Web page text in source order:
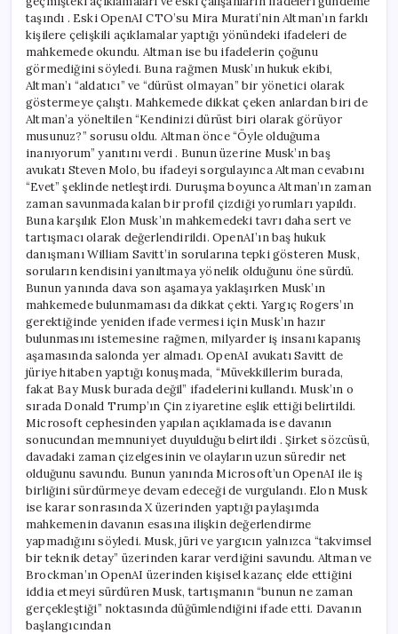
taşındı . Eski OpenAI CTO’su Mira Murati’nin Altman’ın farklı
kişilere çelişkili açıklamalar yaptığı yönündeki ifadeleri de
mahkemede okundu. Altman ise bu ifadelerin çoğunu
görmediğini söyledi. Buna rağmen Musk’ın hukuk ekibi,
Altman’ı “aldatıcı” ve “dürüst olmayan” bir yönetici olarak
göstermeye çalıştı. Mahkemede dikkat çeken anlardan biri de
Altman’a yöneltilen “Kendinizi dürüst biri olarak görüyor
musunuz?” sorusu oldu. Altman önce “Öyle olduğuma
inanıyorum” yanıtını verdi . Bunun üzerine Musk’ın baş
avukatı Steven Molo, bu ifadeyi sorgulayınca Altman cevabını
“Evet” şeklinde netleştirdi. Duruşma boyunca Altman’ın zaman
zaman savunmada kalan bir profil çizdiği yorumları yapıldı.
Buna karşılık Elon Musk’ın mahkemedeki tavrı daha sert ve
tartışmacı olarak değerlendirildi. OpenAI’ın baş hukuk
danışmanı William Savitt’in sorularına tepki gösteren Musk,
soruların kendisini yanıltmaya yönelik olduğunu öne sürdü.
Bunun yanında dava son aşamaya yaklaşırken Musk’ın
mahkemede bulunmaması da dikkat çekti. Yargıç Rogers’ın
gerektiğinde yeniden ifade vermesi için Musk’ın hazır
bulunmasını istemesine rağmen, milyarder iş insanı kapanış
aşamasında salonda yer almadı. OpenAI avukatı Savitt de
jüriye hitaben yaptığı konuşmada, “Müvekkillerim burada,
fakat Bay Musk burada değil” ifadelerini kullandı. Musk’ın o
sırada Donald Trump’ın Çin ziyaretine eşlik ettiği belirtildi.
Microsoft cephesinden yapılan açıklamada ise davanın
sonucundan memnuniyet duyulduğu belirtildi . Şirket sözcüsü,
davadaki zaman çizelgesinin ve olayların uzun süredir net
olduğunu savundu. Bunun yanında Microsoft’un OpenAI ile iş
birliğini sürdürmeye devam edeceği de vurgulandı. Elon Musk
ise karar sonrasında X üzerinden yaptığı paylaşımda
mahkemenin davanın esasına ilişkin değerlendirme
yapmadığını söyledi. Musk, jüri ve yargıcın yalnızca “takvimsel
bir teknik detay” üzerinden karar verdiğini savundu. Altman ve
Brockman’ın OpenAI üzerinden kişisel kazanç elde ettiğini
iddia etmeyi sürdüren Musk, tartışmanın “bunun ne zaman
gerçekleştiği” noktasında düğümlendiğini ifade etti. Davanın
başlangıcından